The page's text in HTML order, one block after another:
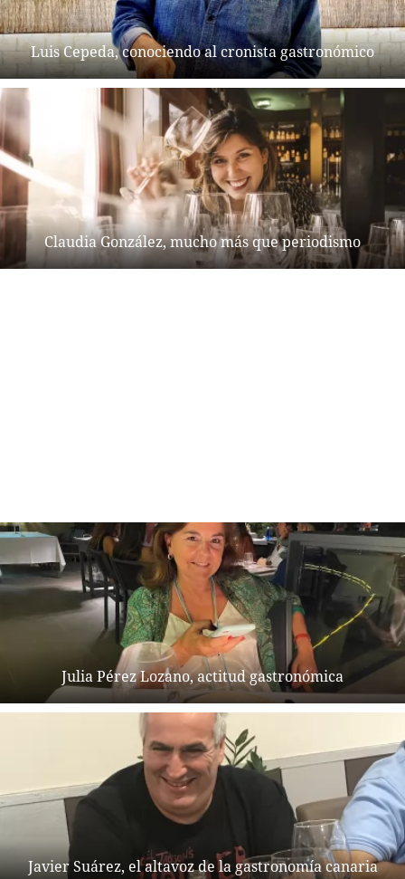
Luis Cepeda, conociendo al cronista gastronómico
Claudia González, mucho más que periodismo
Julia Pérez Lozano, actitud gastronómica
Javier Suárez, el altavoz de la gastronomía canaria